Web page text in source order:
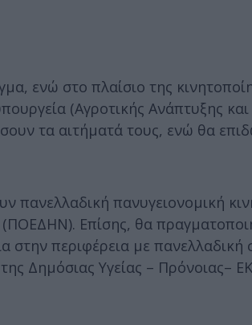
ενώ στο πλαίσιο της
(Αγροτικής Ανάπτυξης
τα αιτήματά τους, ενώ θα
πανελλαδική πανυγειονομική
Επίσης, θα
στην περιφέρεια με
Δημόσιας Υγείας – Πρόνοιας–